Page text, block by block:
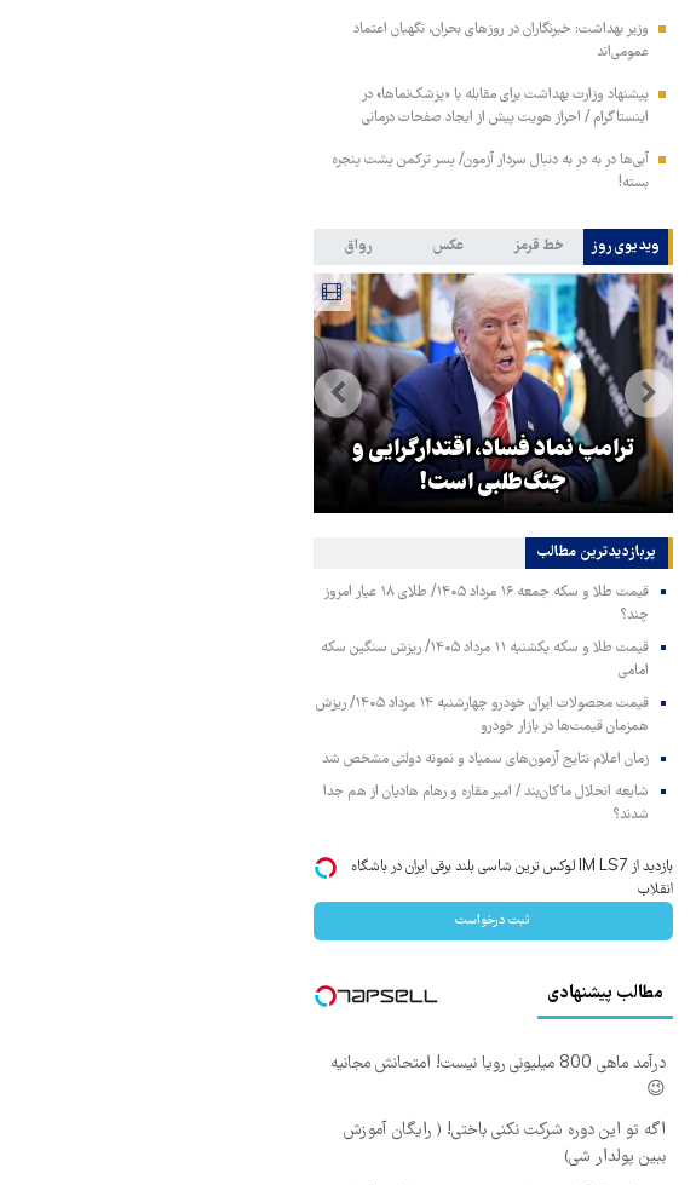
وزیر بهداشت: خبرنگاران در روزهای بحران، نگهبان اعتماد
عمومی‌اند
پیشنهاد وزارت بهداشت برای مقابله با «پزشک‌نماها» در
اینستاگرام / احراز هویت پیش از ایجاد صفحات درمانی
آبی‌ها در به در به دنبال سردار آزمون/ پسر ترکمن پشت پنجره
بسته!
ویدیوی روز خط قرمز عکس رواق
ترامپ نماد فساد، اقتدارگرایی و
جنگ‌طلبی است!
پربازدیدترین‌ مطالب
قیمت طلا و سکه جمعه ۱۶ مرداد ۱۴۰۵/ طلای ۱۸ عیار امروز
چند؟
قیمت طلا و سکه یکشنبه ۱۱ مرداد ۱۴۰۵/ ریزش سنگین سکه
امامی
قیمت محصولات ایران خودرو چهارشنبه ۱۴ مرداد ۱۴۰۵/ ریزش
همزمان قیمت‌ها در بازار خودرو
زمان اعلام نتایج آزمون‌های سمپاد و نمونه دولتی مشخص شد
شایعه انحلال ماکان‌بند / امیر مقاره و رهام هادیان از هم جدا
شدند؟
بازدید از IM LS7 لوکس ترین شاسی بلند برقی ایران در باشگاه
انقلاب
ثبت درخواست
مطالب پیشنهادی
درآمد ماهی 800 میلیونی رویا نیست! امتحانش مجانیه
😉
اگه تو این دوره شرکت نکنی باختی! ( رایگان آموزش
ببین پولدار شی)